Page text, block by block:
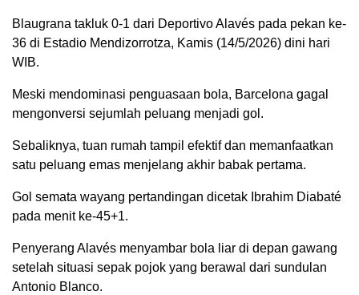
Blaugrana takluk 0-1 dari Deportivo Alavés pada pekan ke-
36 di Estadio Mendizorrotza, Kamis (14/5/2026) dini hari
WIB.
Meski mendominasi penguasaan bola, Barcelona gagal
mengonversi sejumlah peluang menjadi gol.
Sebaliknya, tuan rumah tampil efektif dan memanfaatkan
satu peluang emas menjelang akhir babak pertama.
Gol semata wayang pertandingan dicetak Ibrahim Diabaté
pada menit ke-45+1.
Penyerang Alavés menyambar bola liar di depan gawang
setelah situasi sepak pojok yang berawal dari sundulan
Antonio Blanco.